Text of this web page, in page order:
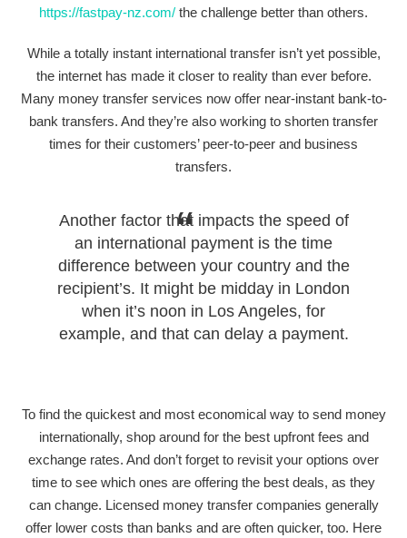
https://fastpay-nz.com/ the challenge better than others.
While a totally instant international transfer isn’t yet possible,
the internet has made it closer to reality than ever before.
Many money transfer services now offer near-instant bank-to-
bank transfers. And they’re also working to shorten transfer
times for their customers’ peer-to-peer and business
transfers.
Another factor that impacts the speed of
an international payment is the time
difference between your country and the
recipient’s. It might be midday in London
when it’s noon in Los Angeles, for
example, and that can delay a payment.
To find the quickest and most economical way to send money
internationally, shop around for the best upfront fees and
exchange rates. And don’t forget to revisit your options over
time to see which ones are offering the best deals, as they
can change. Licensed money transfer companies generally
offer lower costs than banks and are often quicker, too. Here